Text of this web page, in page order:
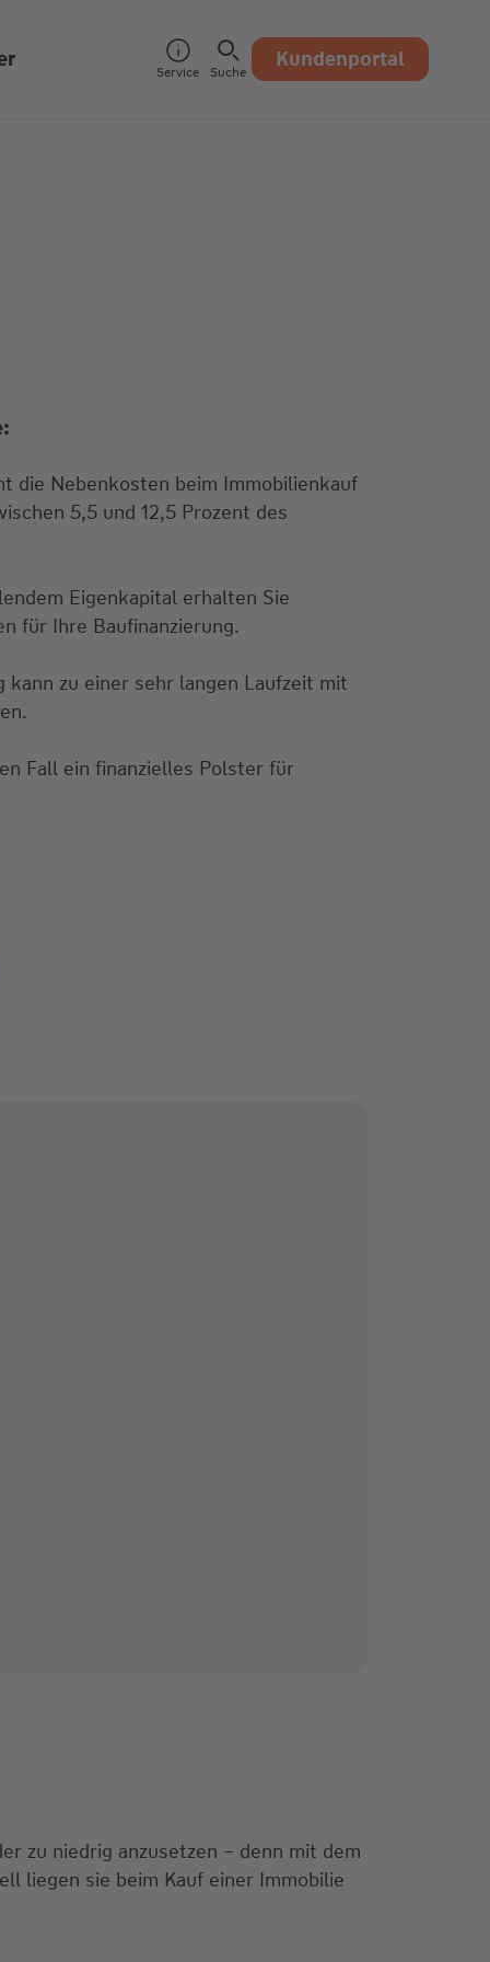
Service Suche Kundenportal
die Nebenkosten beim Immobilienkauf
5,5 und 12,5 Prozent des
Eigenkapital erhalten Sie
für Ihre Baufinanzierung.
kann zu einer sehr langen Laufzeit mit
Fall ein finanzielles Polster für
zu niedrig anzusetzen – denn mit dem
liegen sie beim Kauf einer Immobilie